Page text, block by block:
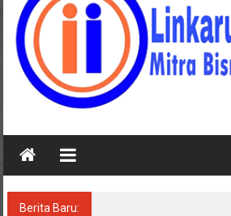
LINKARUTAMA.COM
Mitra
Terpercaya
Berita Baru: